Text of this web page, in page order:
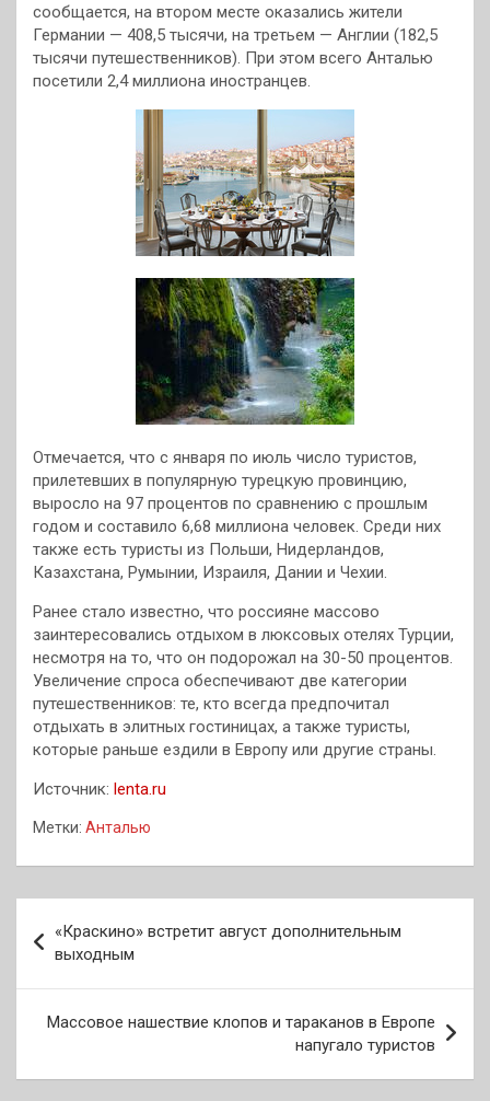
сообщается, на втором месте оказались жители
Германии — 408,5 тысячи, на третьем — Англии (182,5
тысячи путешественников). При этом всего Анталью
посетили 2,4 миллиона иностранцев.
Отмечается, что с января по июль число туристов,
прилетевших в популярную турецкую провинцию,
выросло на 97 процентов по сравнению с прошлым
годом и составило 6,68 миллиона человек. Среди них
также есть туристы из Польши, Нидерландов,
Казахстана, Румынии, Израиля, Дании и Чехии.
Ранее стало известно, что россияне массово
заинтересовались отдыхом в люксовых отелях Турции,
несмотря на то, что он подорожал на 30-50 процентов.
Увеличение спроса обеспечивают две категории
путешественников: те, кто всегда предпочитал
отдыхать в элитных гостиницах, а также туристы,
которые раньше ездили в Европу или другие страны.
Источник: lenta.ru
Метки: Анталью
по
записям
«Краскино» встретит август дополнительным
выходным
Массовое нашествие клопов и тараканов в Европе
напугало туристов